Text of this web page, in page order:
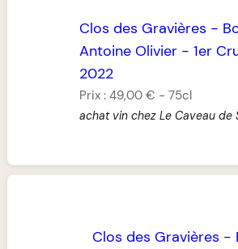
Clos des Gravières -
Antoine Olivier- 1er
2022
Prix : 49,00 € - 75cl
achat vin chez Le Caveau de
Clos des Gravières -